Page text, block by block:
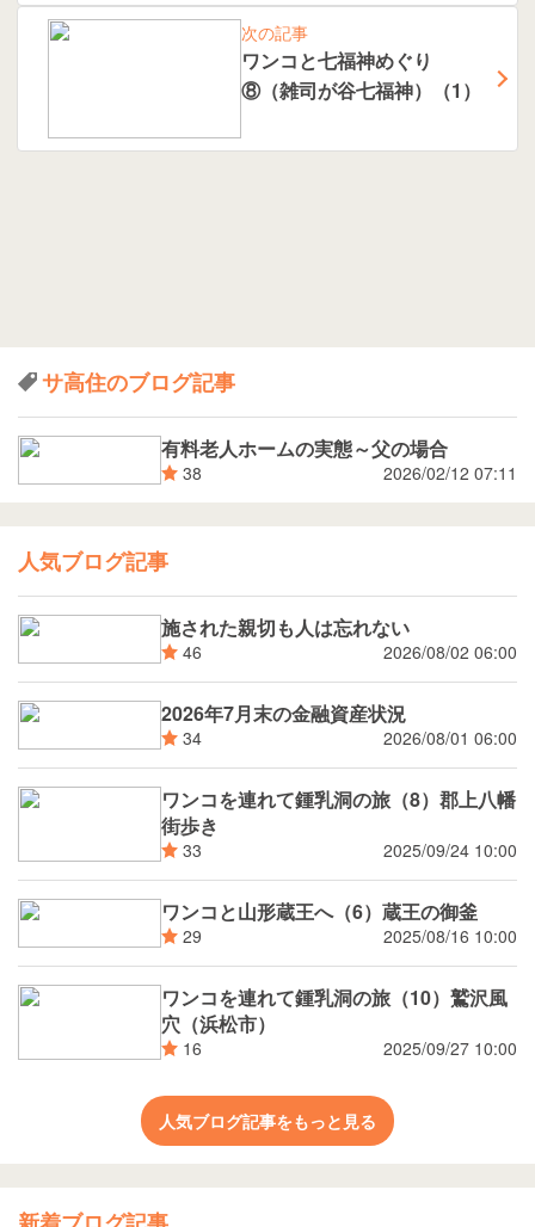
次の記事
ワンコと七福神めぐり
⑧（雑司が谷七福神）（1）
サ高住のブログ記事
有料老人ホームの実態～父の場合
38 2026/02/12 07:11
人気ブログ記事
施された親切も人は忘れない
46 2026/08/02 06:00
2026年7月末の金融資産状況
34 2026/08/01 06:00
ワンコを連れて鍾乳洞の旅（8）郡上八幡
街歩き
33 2025/09/24 10:00
ワンコと山形蔵王へ（6）蔵王の御釜
29 2025/08/16 10:00
ワンコを連れて鍾乳洞の旅（10）鷲沢風
穴（浜松市）
16 2025/09/27 10:00
人気ブログ記事をもっと見る